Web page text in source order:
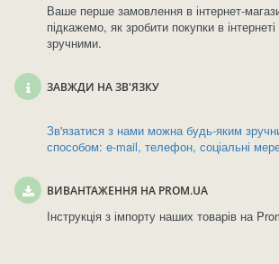
Ваше перше замовлення в інтернет-
підкажемо, як зробити покупки в
зручними.
ЗАВЖДИ НА ЗВ'ЯЗКУ
Зв'язатися з нами можна будь-яким
способом: e-mail, телефон, соціальні
ВИВАНТАЖЕННЯ НА PROM.UA
Інструкція з імпорту наших товарів на